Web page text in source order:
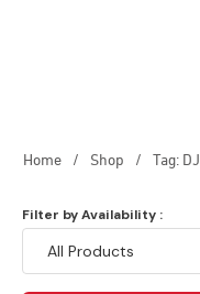
Home / Shop / Tag: DJI
Filter by Availability :